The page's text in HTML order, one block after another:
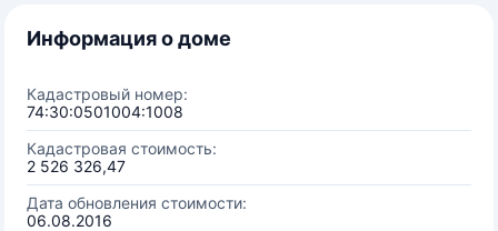
Информация о доме
Кадастровый номер:
74:30:0501004:1008
Кадастровая стоимость:
2 526 326,47
Дата обновления стоимости:
06.08.2016